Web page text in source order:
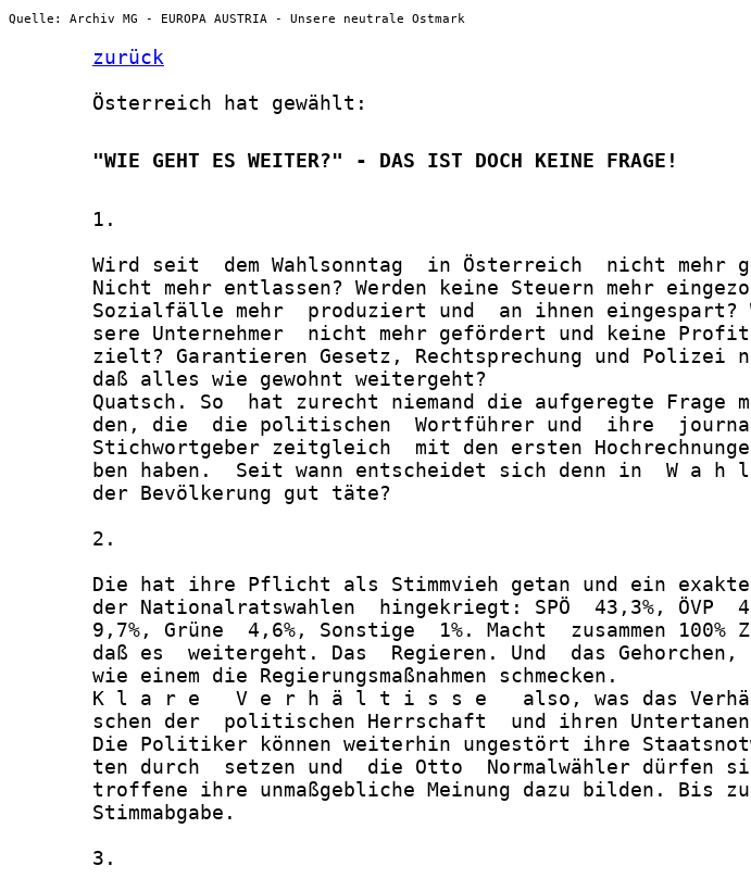
Quelle: Archiv MG - EUROPA AUSTRIA - Unsere neutrale Ostmark
zurück
       Österreich hat gewählt:
       "WIE GEHT ES WEITER?" - DAS IST DOCH KEINE FRAGE!
       1.
Wird seit  dem Wahlsonntag  in Österreich  nicht mehr
Nicht mehr entlassen? Werden keine Steuern mehr
Sozialfälle mehr  produziert und  an ihnen eingespart?
sere Unternehmer  nicht mehr gefördert und keine
zielt? Garantieren Gesetz, Rechtsprechung und Polizei
       daß alles wie gewohnt weitergeht?
Quatsch. So  hat zurecht niemand die aufgeregte Frage
den, die  die politischen  Wortführer und  ihre
Stichwortgeber zeitgleich  mit den ersten
ben haben.  Seit wann entscheidet sich denn in  W a h
       der Bevölkerung gut täte?
       2.
Die hat ihre Pflicht als Stimmvieh getan und ein
der Nationalratswahlen  hingekriegt: SPÖ  43,3%, ÖVP
9,7%, Grüne  4,6%, Sonstige  1%. Macht  zusammen 100%
daß es  weitergeht. Das  Regieren. Und  das Gehorchen,
       wie einem die Regierungsmaßnahmen schmecken.
K l a r e   V e r h ä l t i s s e   also, was das
schen der  politischen Herrschaft  und ihren
Die Politiker können weiterhin ungestört ihre
ten durch  setzen und  die Otto  Normalwähler dürfen
troffene ihre unmaßgebliche Meinung dazu bilden. Bis
       Stimmabgabe.
       3.